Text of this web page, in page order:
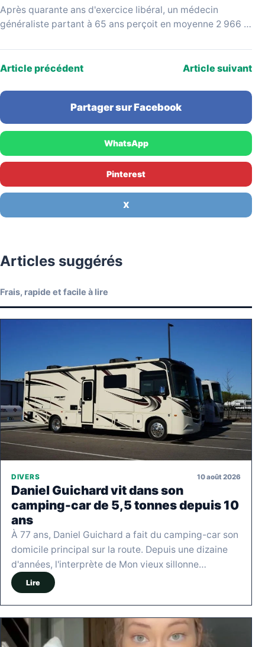
Après quarante ans d'exercice libéral, un médecin
généraliste partant à 65 ans perçoit en moyenne 2 966 €
Article précédent Article suivant
Partager sur Facebook
WhatsApp
Pinterest
X
Articles suggérés
Frais, rapide et facile à lire
DIVERS 10 août 2026
Daniel Guichard vit dans son
camping-car de 5,5 tonnes depuis 10
ans
À 77 ans, Daniel Guichard a fait du camping-car son
domicile principal sur la route. Depuis une dizaine
d'années, l'interprète de Mon vieux sillonne…
Lire